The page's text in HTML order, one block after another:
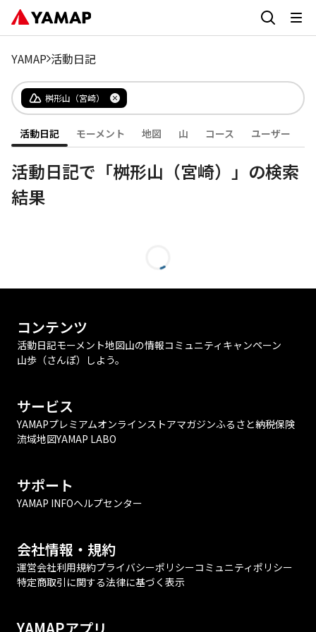
YAMAP 活動日記
桝形山（宮崎）
活動日記 モーメント 地図 山 コース ユーザー
活動日記で「桝形山（宮崎）」の検索
結果
コンテンツ
活動日記モーメント地図山の情報コミュニティ キャンペーン
山歩（さんぽ）しよう。
サービス
YAMAPプレミアムオンラインストアマガジンふるさと納税保険
流域地図YAMAP LABO
サポート
YAMAP INFOヘルプセンター
会社情報・規約
運営会社利用規約プライバシーポリシーコミュニティポリシー
特定商取引に関する法律に基づく表示